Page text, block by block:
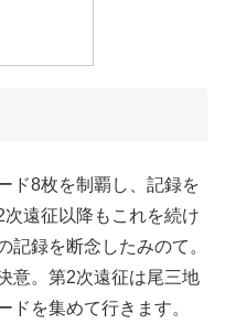
ド8枚を制覇し、記録を
遠征以降もこれを続け
記録を断念したみのて。
意。第2次遠征は尾三地
ドを集めて行きます。